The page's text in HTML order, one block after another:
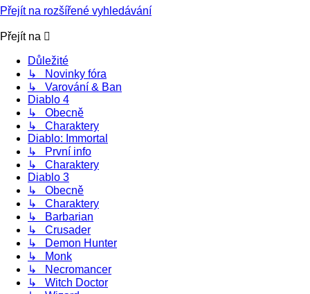
Přejít na rozšířené vyhledávání
Přejít na
Důležité
↳ Novinky fóra
↳ Varování & Ban
Diablo 4
↳ Obecně
↳ Charaktery
Diablo: Immortal
↳ První info
↳ Charaktery
Diablo 3
↳ Obecně
↳ Charaktery
↳ Barbarian
↳ Crusader
↳ Demon Hunter
↳ Monk
↳ Necromancer
↳ Witch Doctor